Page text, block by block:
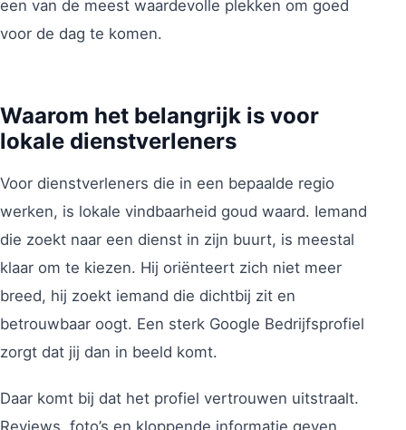
een van de meest waardevolle plekken om goed
voor de dag te komen.
Waarom het belangrijk is voor
lokale dienstverleners
Voor dienstverleners die in een bepaalde regio
werken, is lokale vindbaarheid goud waard. Iemand
die zoekt naar een dienst in zijn buurt, is meestal
klaar om te kiezen. Hij oriënteert zich niet meer
breed, hij zoekt iemand die dichtbij zit en
betrouwbaar oogt. Een sterk Google Bedrijfsprofiel
zorgt dat jij dan in beeld komt.
Daar komt bij dat het profiel vertrouwen uitstraalt.
Reviews, foto’s en kloppende informatie geven